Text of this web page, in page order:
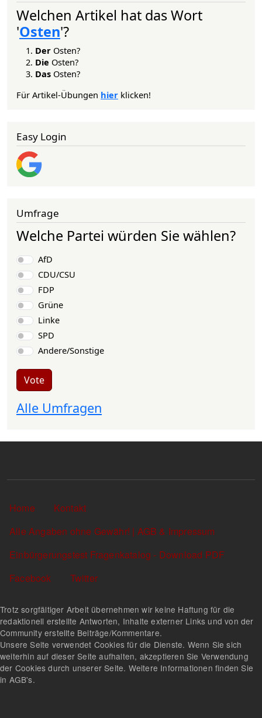
Welchen Artikel hat das Wort
'Osten'?
Der Osten?
Die Osten?
Das Osten?
Für Artikel-Übungen hier klicken!
Easy Login
Umfrage
Welche Partei würden Sie wählen?
Choices
AfD
CDU/CSU
FDP
Grüne
Linke
SPD
Andere/Sonstige
Vote
Alle Umfragen
Sekundärlinks
Home
Kontakt
Alle Angaben ohne Gewähr! | AGB & Impressum
Einbürgerungstest Fragenkatalog - Download PDF
Facebook
Twitter
Trotz sorgfältiger Arbeit übernehmen wir keine Haftung für die
redaktionell erstellte Antworten, Inhalte externer Links und von der
Community erstellte Beiträge/Kommentare.
Unsere Seite verwendet Cookies für die Dienste. Wenn Sie sich
weiterhin auf dieser Seite aufhalten, akzeptieren Sie Verwendung
der Cookies durch unserer Seite. Weitere Informationen finden Sie
in AGB's.